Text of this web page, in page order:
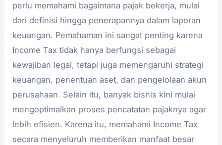
perlu memahami bagaimana pajak bekerja, mulai
dari definisi hingga penerapannya dalam laporan
keuangan. Pemahaman ini sangat penting karena
Income Tax tidak hanya berfungsi sebagai
kewajiban legal, tetapi juga memengaruhi strategi
keuangan, penentuan aset, dan pengelolaan akun
perusahaan. Selain itu, banyak bisnis kini mulai
mengoptimalkan proses pencatatan pajaknya agar
lebih efisien. Karena itu, memahami Income Tax
secara menyeluruh memberikan manfaat besar